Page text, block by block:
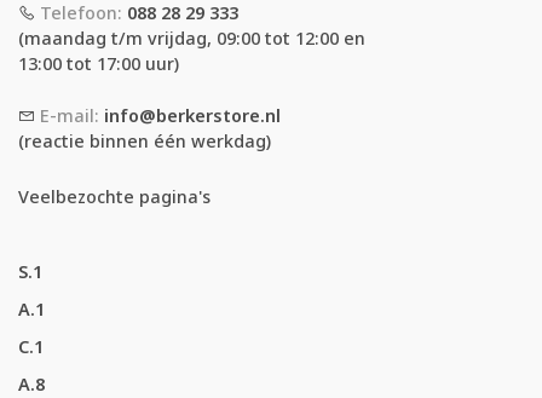
Telefoon: 088 28 29 333
(maandag t/m vrijdag, 09:00 tot 12:00 en
13:00 tot 17:00 uur)
E-mail: info@berkerstore.nl
(reactie binnen één werkdag)
Veelbezochte pagina's
S.1
A.1
C.1
A.8